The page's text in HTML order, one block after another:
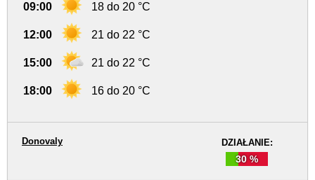
09:00 18 do 20 °C
12:00 21 do 22 °C
15:00 21 do 22 °C
18:00 16 do 20 °C
DZIAŁANIE:
30 %
Donovaly